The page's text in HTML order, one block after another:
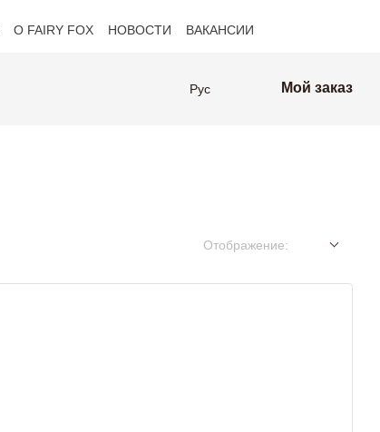
О FAIRY FOX НОВОСТИ
ВАКАНСИИ
Рус Мой заказ
Отображение: